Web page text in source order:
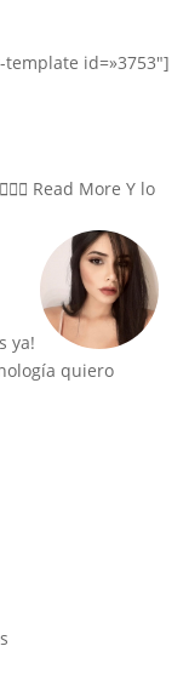
id=»3753″]
 Read More Y lo
ya!
quiero